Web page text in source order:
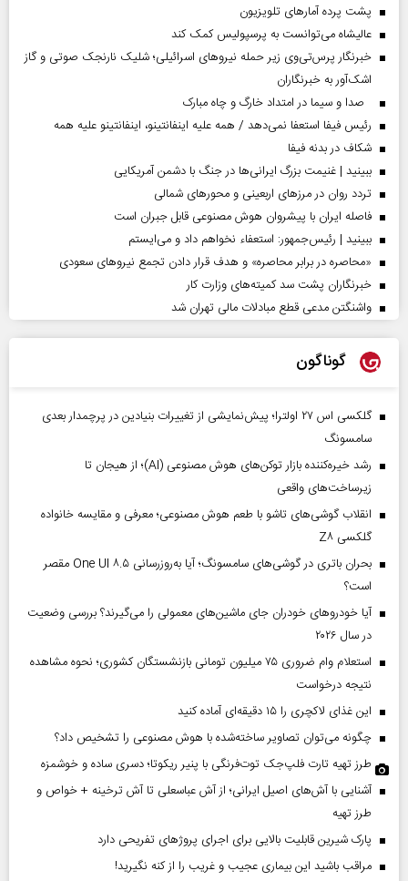
پشت پرده آمارهای تلویزیون
عالیشاه می‌توانست به پرسپولیس کمک کند
خبرنگار پرس‌تی‌وی زیر حمله نیروهای اسرائیلی؛ شلیک نارنجک صوتی و گاز
اشک‌آور به خبرنگاران
صدا و سیما در امتداد خارگ و چاه مبارک
رئیس فیفا استعفا نمی‌دهد / همه علیه اینفانتینو، اینفانتینو علیه همه
شکاف در بدنه فیفا
ببینید | غنیمت بزرگ ایرانی‌ها در جنگ با دشمن آمریکایی
تردد روان در مرزهای اربعینی و محورهای شمالی
فاصله ایران با پیشرو‌ان هوش مصنوعی قابل جبران است
ببینید | رئیس‌جمهور: استعفاء نخواهم داد و می‌ایستم
«محاصره در برابر محاصره» و هدف قرار دادن تجمع نیروهای سعودی
خبرنگاران پشت سد کمیته‌های وزارت کار
واشنگتن مدعی قطع مبادلات مالی تهران شد
گوناگون
گلکسی اس ۲۷ اولترا؛ پیش‌نمایشی از تغییرات بنیادین در پرچمدار بعدی
سامسونگ
رشد خیره‌کننده بازار توکن‌های هوش مصنوعی (AI)؛ از هیجان تا
زیرساخت‌های واقعی
انقلاب گوشی‌های تاشو‌ با طعم هوش مصنوعی؛ معرفی و مقایسه خانواده
گلکسی Z۸
بحران باتری در گوشی‌های سامسونگ؛ آیا به‌روزرسانی One UI ۸.۵ مقصر
است؟
آیا خودروهای خودران جای ماشین‌های معمولی را می‌گیرند؟ بررسی وضعیت
در سال ۲۰۲۶
استعلام وام ضروری ۷۵ میلیون تومانی بازنشستگان کشوری؛ نحوه مشاهده
نتیجه درخواست
این غذای لاکچری را ۱۵ دقیقه‌ای آماده کنید
چگونه می‌توان تصاویر ساخته‌شده با هوش مصنوعی را تشخیص داد؟
طرز تهیه تارت فلپ‌جک توت‌فرنگی با پنیر ریکوتا؛ دسری ساده و خوشمزه
آشنایی با آش‌های اصیل ایرانی؛ از آش عباسعلی تا آش ترخینه + خواص و
طرز تهیه
پارک شیرین قابلیت‌ بالایی برای اجرای پروژهای تفریحی دارد
مراقب باشید این بیماری عجیب و غریب را از کنه نگیرید!